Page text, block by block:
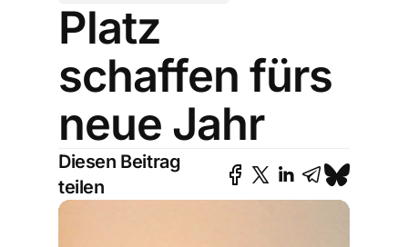
Platz
schaffen fürs
neue Jahr
Diesen Beitrag
teilen